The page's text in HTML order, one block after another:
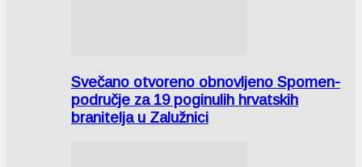
Svečano otvoreno obnovljeno Spomen-
područje za 19 poginulih hrvatskih
branitelja u Zalužnici